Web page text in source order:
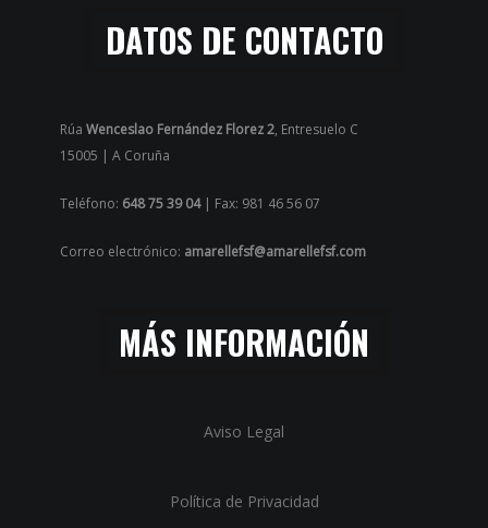
DATOS DE CONTACTO
Rúa Wenceslao Fernández Florez 2, Entresuelo C
15005 | A Coruña
Teléfono: 648 75 39 04| Fax: 981 46 56 07
Correo electrónico: amarellefsf@amarellefsf.com
MÁS INFORMACIÓN
Aviso Legal
Política de Privacidad